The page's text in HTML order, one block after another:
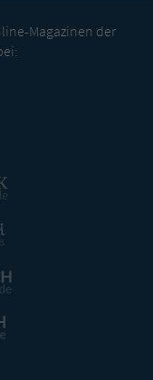
Magazinen der